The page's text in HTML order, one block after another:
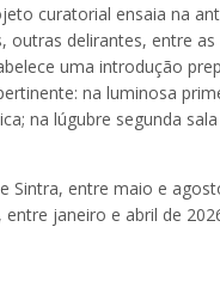
curatorial ensaia na
outras delirantes, entre
uma introdução
na luminosa
na lúgubre segunda
Sintra, entre maio e
janeiro e abril de